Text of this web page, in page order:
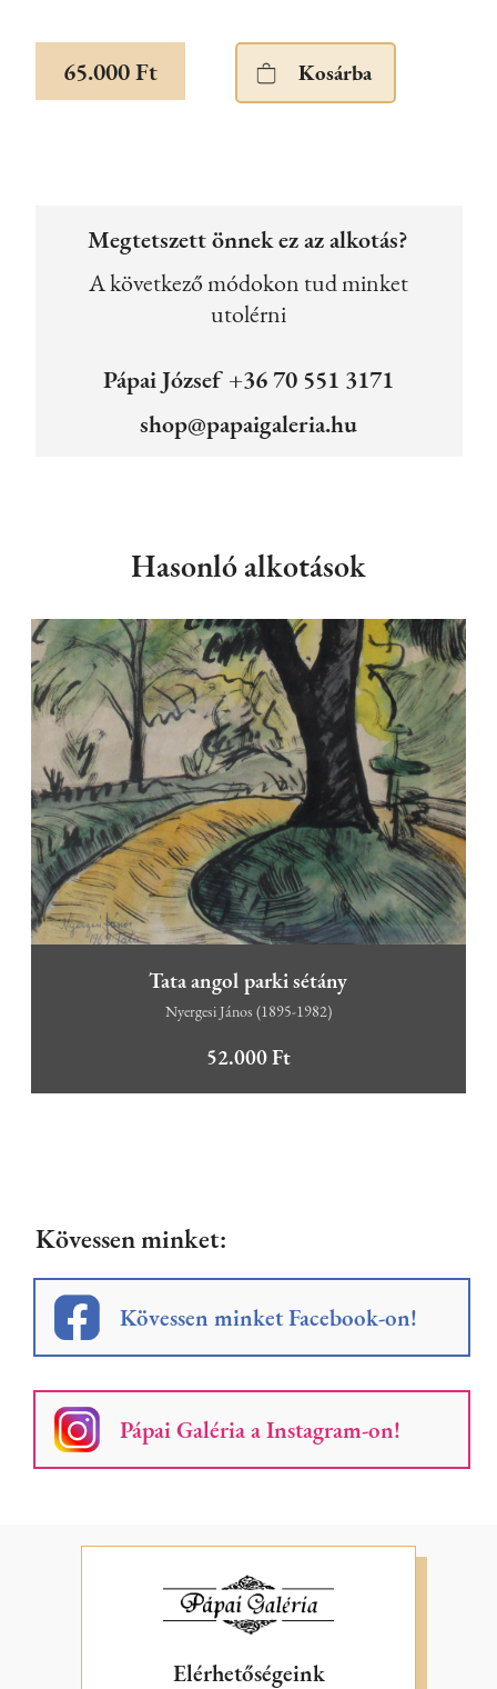
65.000 Ft
Megtetszett önnek ez az alkotás?
A következő módokon tud minket
utolérni
Pápai József +36 70 551 3171
shop@papaigaleria.hu
Hasonló alkotások
Tata angol parki sétány
Nyergesi János (1895-1982)
52.000 Ft
Kövessen minket:
Kövessen minket Facebook-on!
Pápai Galéria a Instagram-on!
Elérhetőségeink